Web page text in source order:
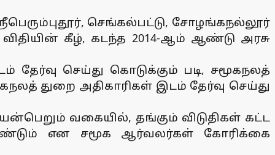
செங்கல்பட்டு, சோழங்கநல்லூர்
கீழ், கடந்த 2014-ஆம் ஆண்டு அரசு
செய்து கொடுக்கும் படி, சமூகநலத்
துறை அதிகாரிகள் இடம் தேர்வு செய்து
வகையில், தங்கும் விடுதிகள் கட்ட
என சமூக ஆர்வலர்கள் கோரிக்கை